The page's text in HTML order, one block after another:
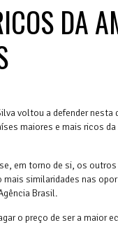
DA
voltou a defender
maiores e mais ricos
em torno de si, os
similaridades nas
Brasil.
o preço de ser a maior